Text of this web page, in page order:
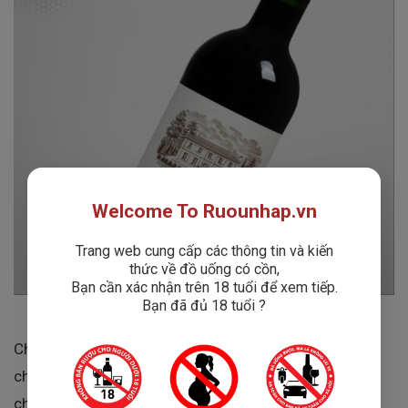
Chateau Barrail Bellegrave không chỉ đơn thuần là một
chai rượu – mà còn là một tác phẩm nghệ thuật được
chắt lọc từ những trái nho chất lượng nhất của vùng
Welcome To Ruounhap.vn
Trang web cung cấp các thông tin và kiến
thức về đồ uống có cồn,
Bạn cần xác nhận trên 18 tuổi để xem tiếp.
Bạn đã đủ 18 tuổi ?